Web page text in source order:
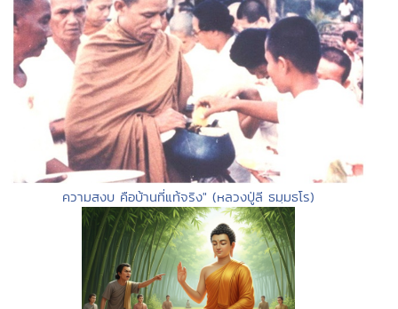
ความสงบ คือบ้านที่แท้จริง" (หลวงปู่ลี ธมฺมธโร)